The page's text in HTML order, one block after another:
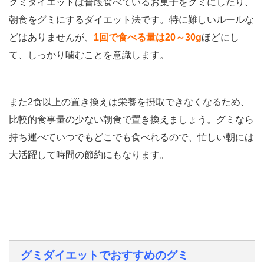
朝食をグミにするダイエット法です。特に難しいルールな
どはありませんが、 1回で食べる量は20～30gほどにし
て、しっかり噛むことを意識します。
また2食以上の置き換えは栄養を摂取できなくなるため、
比較的食事量の少ない朝食で置き換えましょう。グミなら
持ち運べていつでもどこでも食べれるので、忙しい朝には
大活躍して時間の節約にもなります。
グミダイエットでおすすめのグミ